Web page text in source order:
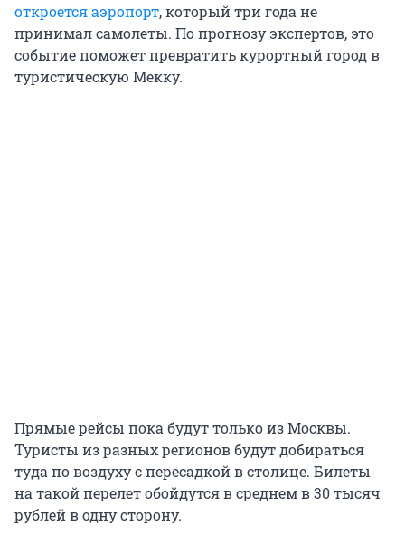
откроется аэропорт, который три года не
принимал самолеты. По прогнозу экспертов, это
событие поможет превратить курортный город в
туристическую Мекку.
Прямые рейсы пока будут только из Москвы.
Туристы из разных регионов будут добираться
туда по воздуху с пересадкой в столице. Билеты
на такой перелет обойдутся в среднем в 30 тысяч
рублей в одну сторону.